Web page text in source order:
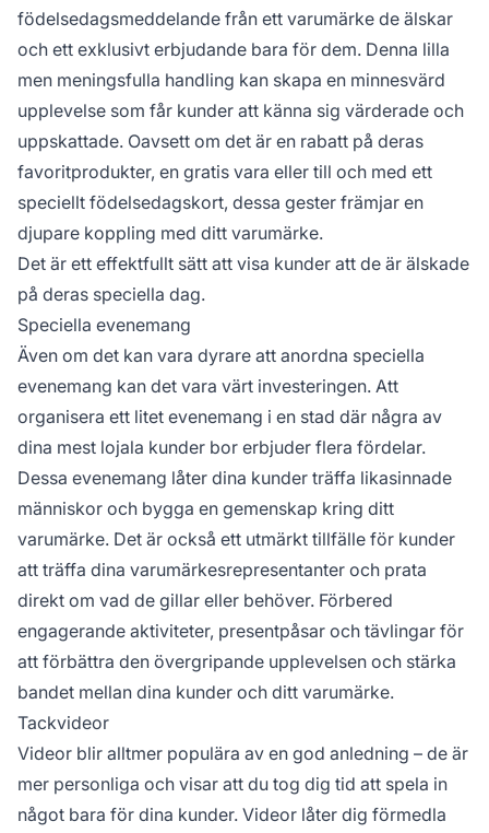
födelsedagsmeddelande från ett varumärke de älskar
och ett exklusivt erbjudande bara för dem. Denna lilla
men meningsfulla handling kan skapa en minnesvärd
upplevelse som får kunder att känna sig värderade och
uppskattade. Oavsett om det är en rabatt på deras
favoritprodukter, en gratis vara eller till och med ett
speciellt födelsedagskort, dessa gester främjar en
djupare koppling med ditt varumärke.
Det är ett effektfullt sätt att visa kunder att de är älskade
på deras speciella dag.
Speciella evenemang
Även om det kan vara dyrare att anordna speciella
evenemang kan det vara värt investeringen. Att
organisera ett litet evenemang i en stad där några av
dina mest lojala kunder bor erbjuder flera fördelar.
Dessa evenemang låter dina kunder träffa likasinnade
människor och bygga en gemenskap kring ditt
varumärke. Det är också ett utmärkt tillfälle för kunder
att träffa dina varumärkesrepresentanter och prata
direkt om vad de gillar eller behöver. Förbered
engagerande aktiviteter, presentpåsar och tävlingar för
att förbättra den övergripande upplevelsen och stärka
bandet mellan dina kunder och ditt varumärke.
Tackvideor
Videor blir alltmer populära av en god anledning – de är
mer personliga och visar att du tog dig tid att spela in
något bara för dina kunder. Videor låter dig förmedla